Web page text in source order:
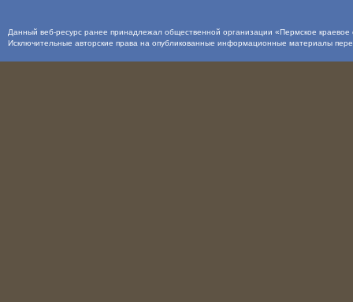
Данный веб-ресурс ранее принадлежал общественной организации «Пермское
Исключительные авторские права на опубликованные информационные материалы